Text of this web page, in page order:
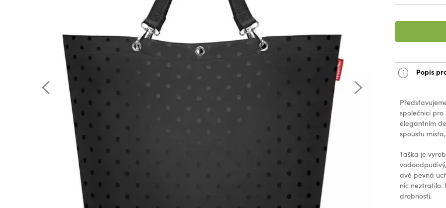
Popis
společnici
elegantním
spoustu
Taška je
dvě pevná
nic neztratilo.
drobností.